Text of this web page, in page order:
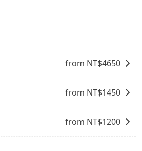
from NT$4650
from NT$1450
from NT$1200